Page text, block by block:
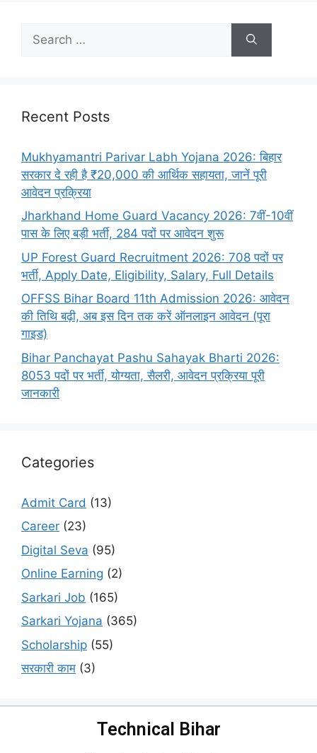
Recent Posts
Mukhyamantri Parivar Labh Yojana 2026: बिहार
सरकार दे रही है ₹20,000 की आर्थिक सहायता, जानें पूरी
आवेदन प्रक्रिया
Jharkhand Home Guard Vacancy 2026: 7वीं-10वीं
पास के लिए बड़ी भर्ती, 284 पदों पर आवेदन शुरू
UP Forest Guard Recruitment 2026: 708 पदों पर
भर्ती, Apply Date, Eligibility, Salary, Full Details
OFFSS Bihar Board 11th Admission 2026: आवेदन
की तिथि बढ़ी, अब इस दिन तक करें ऑनलाइन आवेदन (पूरा
गाइड)
Bihar Panchayat Pashu Sahayak Bharti 2026:
8053 पदों पर भर्ती, योग्यता, सैलरी, आवेदन प्रक्रिया पूरी
जानकारी
Categories
Admit Card (13)
Career (23)
Digital Seva (95)
Online Earning (2)
Sarkari Job (165)
Sarkari Yojana (365)
Scholarship (55)
सरकारी काम (3)
Technical Bihar